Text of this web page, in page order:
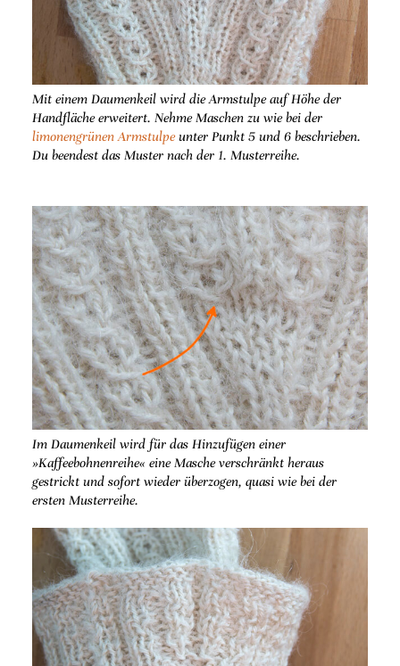
Mit einem Daumenkeil wird die Armstulpe auf Höhe der
Handfläche erweitert. Nehme Maschen zu wie bei der
limonengrünen Armstulpeunter Punkt 5 und 6 beschrieben.
Du beendest das Muster nach der 1. Musterreihe.
Im Daumenkeil wird für das Hinzufügen einer
»Kaffeebohnenreihe« eine Masche verschränkt heraus
gestrickt und sofort wieder überzogen, quasi wie bei der
ersten Musterreihe.